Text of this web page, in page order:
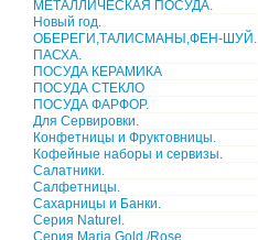
МЕТАЛЛИЧЕСКАЯ ПОСУДА.
Новый год.
ОБЕРЕГИ,ТАЛИСМАНЫ,ФЕН-ШУЙ.
ПАСХА.
ПОСУДА КЕРАМИКА
ПОСУДА СТЕКЛО
ПОСУДА ФАРФОР.
Для Сервировки.
Конфетницы и Фруктовницы.
Кофейные наборы и сервизы.
Салатники.
Салфетницы.
Сахарницы и Банки.
Серия Naturel.
Серия Maria Gold./Rose.